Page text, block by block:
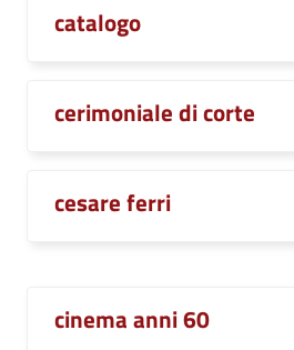
catalogo
cerimoniale di corte
cesare ferri
cinema anni 60